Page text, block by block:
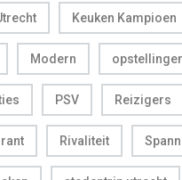
Keuken Kampioen
Modern
PSV Reizigers
Rivaliteit